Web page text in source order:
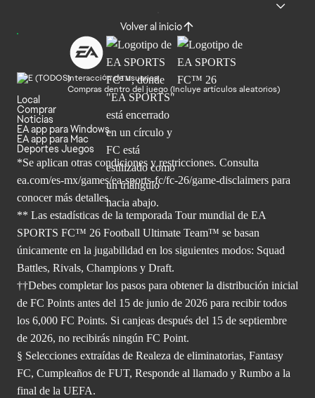
Volver al inicio
Interacción de usuarios
Compras dentro del juego (Incluye artículos aleatorios)
Local
Comprar
Noticias
EA app para Windows
EA app para Mac
Deportes Juegos
*Se aplican otras condiciones y restricciones. Consulta
ea.com/es-mx/games/ea-sports-fc/fc-26/game-disclaimers para
conocer más detalles.
** Las estadísticas de la temporada Tour mundial de EA
SPORTS FC™ 26 Football Ultimate Team™ se basan
únicamente en la jugabilidad en los siguientes modos: Squad
Battles, Rivals, Champions y Draft.
††Debes completar los pasos para obtener la distribución inicial
de FC Points antes del 15 de junio de 2026 para recibir todos
los 6,000 FC Points. Si canjeas después del 15 de septiembre
de 2026, no recibirás ningún FC Point.
§ Selecciones extraídas de Realeza de eliminatorias, Fantasy
FC, Cumpleaños de FUT, Responde al llamado y Rumbo a la
final de la UEFA.